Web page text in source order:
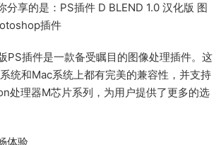
分享的是：PS插件 D BLEND 1.0 汉化版 图
插件
PS插件是一款备受瞩目的图像处理插件。这
统和Mac系统上都有完美的兼容性，并支持
处理器M芯片系列，为用户提供了更多的选
体验